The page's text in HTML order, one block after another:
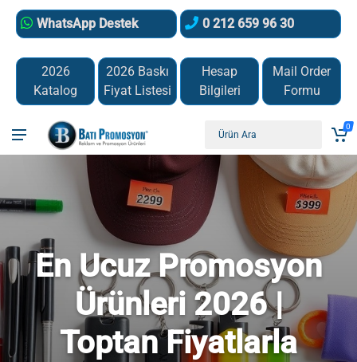
WhatsApp Destek 0 212 659 96 30
2026
Katalog
2026 Baskı
Fiyat Listesi
Hesap
Bilgileri
Mail Order
Formu
0
En Ucuz Promosyon
Ürünleri 2026 |
Toptan Fiyatlarla